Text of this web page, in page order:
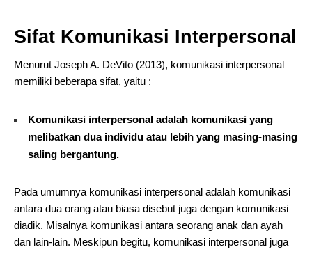
Sifat Komunikasi Interpersonal
Menurut Joseph A. DeVito (2013), komunikasi interpersonal
memiliki beberapa sifat, yaitu :
Komunikasi interpersonal adalah komunikasi yang
melibatkan dua individu atau lebih yang masing-masing
saling bergantung.
Pada umumnya komunikasi interpersonal adalah komunikasi
antara dua orang atau biasa disebut juga dengan komunikasi
diadik. Misalnya komunikasi antara seorang anak dan ayah
dan lain-lain. Meskipun begitu, komunikasi interpersonal juga